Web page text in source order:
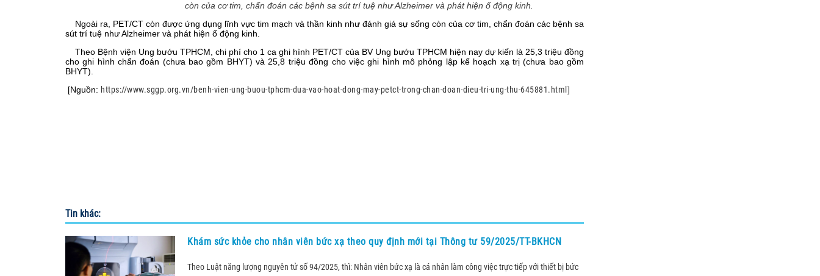
còn của cơ tim, chẩn đoán các bệnh sa sút trí tuệ như Alzheimer và phát hiện ổ động kinh.
Ngoài ra, PET/CT còn được ứng dụng lĩnh vực tim mạch và thần kinh như đánh giá sự sống còn của cơ tim, chẩn đoán các bệnh sa
sút trí tuệ như Alzheimer và phát hiện ổ động kinh.
Theo Bệnh viện Ung bướu TPHCM, chi phí cho 1 ca ghi hình PET/CT của BV Ung bướu TPHCM hiện nay dự kiến là 25,3 triệu đồng
cho ghi hình chẩn đoán (chưa bao gồm BHYT) và 25,8 triệu đồng cho việc ghi hình mô phỏng lập kế hoạch xạ trị (chưa bao gồm
BHYT).
[Nguồn: https://www.sggp.org.vn/benh-vien-ung-buou-tphcm-dua-vao-hoat-dong-may-petct-trong-chan-doan-dieu-tri-ung-thu-645881.html ]
Tin khác:
Khám sức khỏe cho nhân viên bức xạ theo quy định mới tại Thông tư 59/2025/TT-BKHCN
Theo Luật năng lượng nguyên tử số 94/2025, thì: Nhân viên bức xạ là cá nhân làm công việc trực tiếp với thiết bị bức